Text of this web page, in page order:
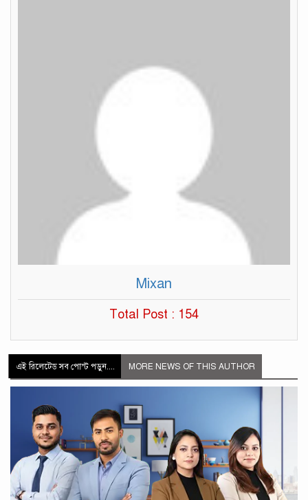
Mixan
Total Post : 154
এই রিলেটেড সব পোস্ট পড়ুন.... MORE NEWS OF THIS AUTHOR